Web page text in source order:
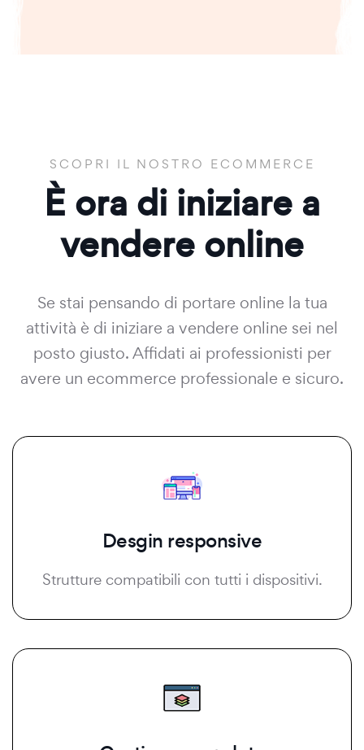
SCOPRI IL NOSTRO ECOMMERCE
È ora di iniziare a
vendere online
Se stai pensando di portare online la tua
attività è di iniziare a vendere online sei nel
posto giusto. Affidati ai professionisti per
avere un ecommerce professionale e sicuro.
Desgin responsive
Strutture compatibili con tutti i dispositivi.